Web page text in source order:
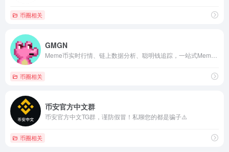
币圈相关
GMGN
币圈相关
币安官方中文群
币安官方中文TG群，谨防假冒！私聊您的都是骗子⚠️
币圈相关